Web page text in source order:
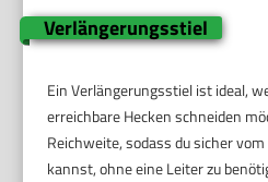
Verlängerungsstiel
Ein Verlängerungsstiel ist ideal,
erreichbare Hecken schneiden
Reichweite, sodass du sicher
kannst, ohne eine Leiter zu